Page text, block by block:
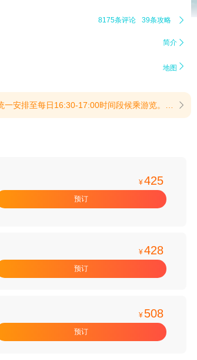
8175条评论 39条攻略 
简介 
地图 
段候乘游览。(提示有效期2026/7/10至2026/12/31) 
¥425
预订
¥428
预订
¥ 508
预订